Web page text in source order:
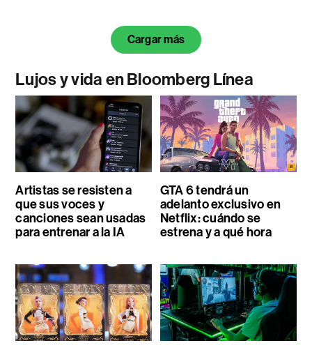
Cargar más
Lujos y vida en Bloomberg Línea
Artistas se resisten a
que sus voces y
canciones sean usadas
para entrenar a la IA
GTA 6 tendrá un
adelanto exclusivo en
Netflix: cuándo se
estrena y a qué hora